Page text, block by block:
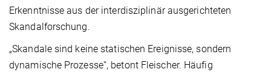
Erkenntnisse aus der interdisziplinär ausgerichteten
Skandalforschung.
„Skandale sind keine statischen Ereignisse, sondern
dynamische Prozesse“, betont Fleischer. Häufig